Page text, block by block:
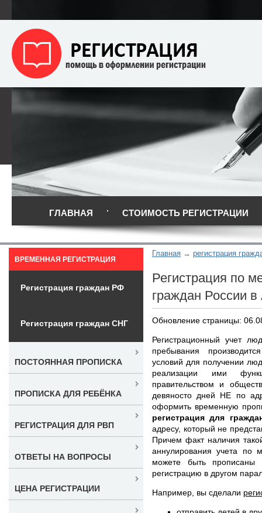
ГЛАВНАЯ СТОИМОСТЬ РЕГИСТРАЦИИ
Главная регистрация
Регистрация по
граждан России в
Обновление страницы:
Регистрационный учет
пребывания
условий для получении
реализации ими
правительством и
девяносто дней НЕ по
оформить временную
регистрация для
адресу, который не
Причем факт наличия
аннулирования учета по
можете быть
регистрацию в другом
Например, вы сделали
ВРЕМЕННАЯ РЕГИСТРАЦИЯ
Регистрация граждан РФ
Регистрация граждан СНГ
ПОСТОЯННАЯ ПРОПИСКА
ПРОПИСКА ДЛЯ РЕБЁНКА
РЕГИСТРАЦИЯ ДЛЯ РВП
ОТВЕТЫ НА ВОПРОСЫ
ЦЕНА РЕГИСТРАЦИИ